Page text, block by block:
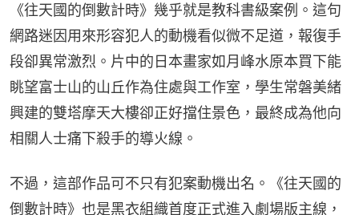
《往天國的倒數計時》幾乎就是教科書級案例。這句
網路迷因用來形容犯人的動機看似微不足道，報復手
段卻異常激烈。片中的日本畫家如月峰水原本買下能
眺望富士山的山丘作為住處與工作室，學生常磐美緒
興建的雙塔摩天大樓卻正好擋住景色，最終成為他向
相關人士痛下殺手的導火線。
不過，這部作品可不只有犯案動機出名。《往天國的
倒數計時》也是黑衣組織首度正式進入劇場版主線，